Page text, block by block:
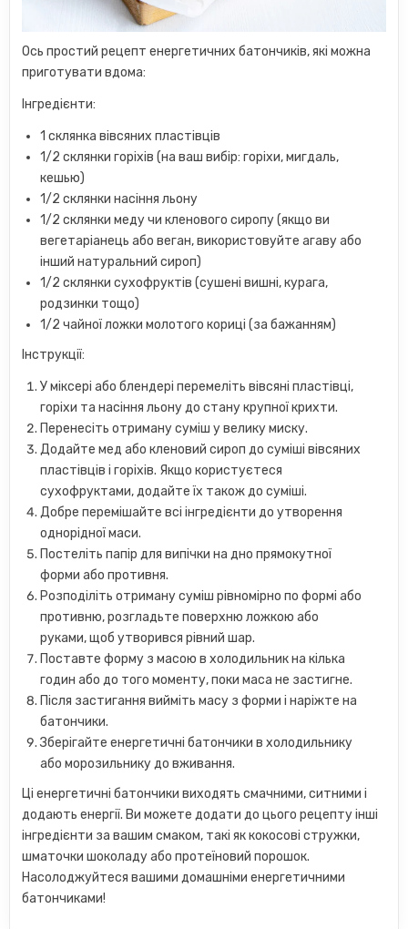
Ось простий рецепт енергетичних батончиків, які можна
приготувати вдома:
Інгредієнти:
1 склянка вівсяних пластівців
1/2 склянки горіхів (на ваш вибір: горіхи, мигдаль,
кешью)
1/2 склянки насіння льону
1/2 склянки меду чи кленового сиропу (якщо ви
вегетаріанець або веган, використовуйте агаву або
інший натуральний сироп)
1/2 склянки сухофруктів (сушені вишні, курага,
родзинки тощо)
1/2 чайної ложки молотого кориці (за бажанням)
Інструкції:
У міксері або блендері перемеліть вівсяні пластівці,
горіхи та насіння льону до стану крупної крихти.
Перенесіть отриману суміш у велику миску.
Додайте мед або кленовий сироп до суміші вівсяних
пластівців і горіхів. Якщо користуєтеся
сухофруктами, додайте їх також до суміші.
Добре перемішайте всі інгредієнти до утворення
однорідної маси.
Постеліть папір для випічки на дно прямокутної
форми або противня.
Розподіліть отриману суміш рівномірно по формі або
противню, розгладьте поверхню ложкою або
руками, щоб утворився рівний шар.
Поставте форму з масою в холодильник на кілька
годин або до того моменту, поки маса не застигне.
Після застигання вийміть масу з форми і наріжте на
батончики.
Зберігайте енергетичні батончики в холодильнику
або морозильнику до вживання.
Ці енергетичні батончики виходять смачними, ситними і
додають енергії. Ви можете додати до цього рецепту інші
інгредієнти за вашим смаком, такі як кокосові стружки,
шматочки шоколаду або протеїновий порошок.
Насолоджуйтеся вашими домашніми енергетичними
батончиками!